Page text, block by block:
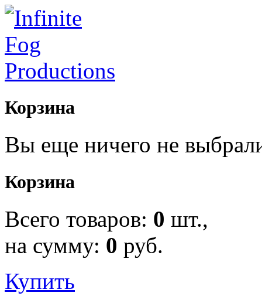
Корзина
Вы еще ничего не
Корзина
Всего товаров: 0 шт.,
на сумму: 0 руб.
Купить